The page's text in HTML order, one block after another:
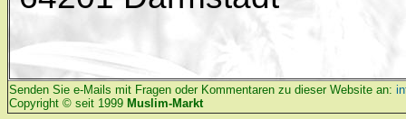
Senden Sie e-Mails mit Fragen oder Kommentaren zu dieser Website an:
Copyright © seit 1999 Muslim-Markt